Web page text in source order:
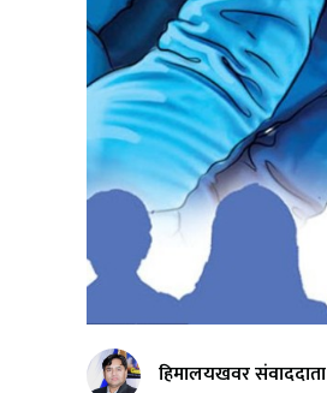
हिमालयखवर संवाददाता